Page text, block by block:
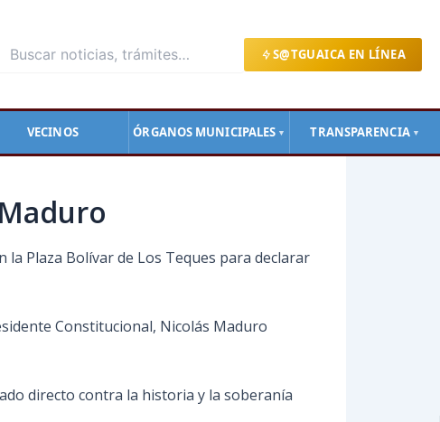
S@TGUAICA EN LÍNEA
VECINOS ÓRGANOS MUNICIPALES ▼ TRANSPARENCIA ▼
Plaza Bolívar de Los Teques para declarar
Constitucional, Nicolás Maduro
directo contra la historia y la soberanía